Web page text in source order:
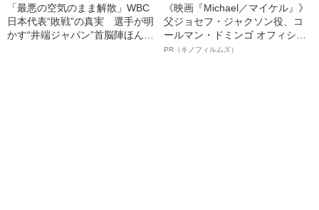
「最悪の空気のまま解散」WBC
日本代表“敗戦”の真実 選手が明
かす“井端ジャパン”首脳陣ほんと
《映画『Michael／マイケル』》
父ジョセフ・ジャクソン役、コ
ールマン・ドミンゴ オフィシャ
ルインタビュー“観客を魅了した
PR（キノフィルムズ）